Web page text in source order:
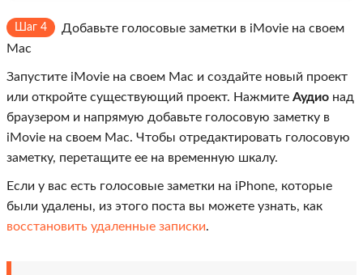
Шаг 4
Добавьте голосовые заметки в iMovie на своем
Mac
Запустите iMovie на своем Mac и создайте новый проект
или откройте существующий проект. Нажмите Аудио над
браузером и напрямую добавьте голосовую заметку в
iMovie на своем Mac. Чтобы отредактировать голосовую
заметку, перетащите ее на временную шкалу.
Если у вас есть голосовые заметки на iPhone, которые
были удалены, из этого поста вы можете узнать, как
восстановить удаленные записки.